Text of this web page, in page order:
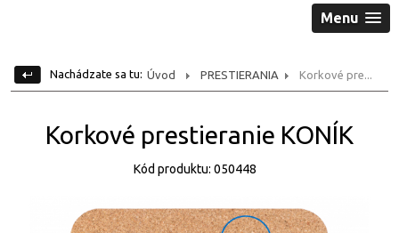
Menu
Nachádzate sa tu: Úvod PRESTIERANIA Korkové pre...
Korkové prestieranie KONÍK
Kód produktu: 050448